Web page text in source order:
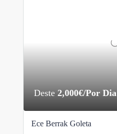
Deste 2,000€/Por Dia
Ece Berrak Goleta